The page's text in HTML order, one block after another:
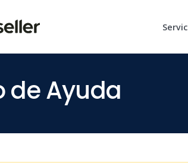
de Ayuda